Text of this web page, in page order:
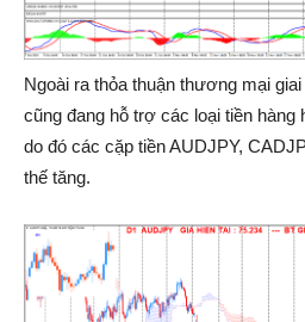
Ngoài ra thỏa thuận thương mại
cũng đang hỗ trợ các loại tiền hàng
do đó các cặp tiền AUDJPY,
thế tăng.